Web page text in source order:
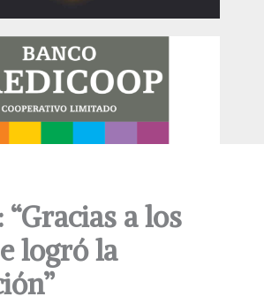
“Gracias a los
logró la